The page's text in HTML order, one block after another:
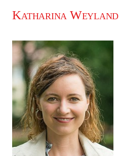
Katharina Weyland